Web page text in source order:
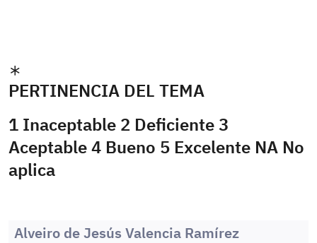
PERTINENCIA DEL TEMA
1 Inaceptable 2 Deficiente 3
Aceptable 4 Bueno 5 Excelente NA No
aplica
Alveiro de Jesús Valencia Ramírez